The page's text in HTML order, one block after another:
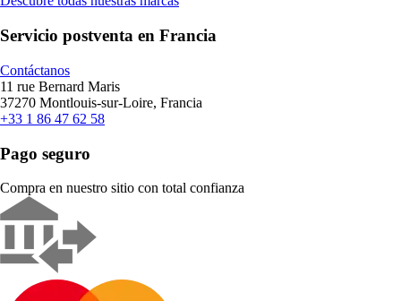
Servicio postventa en Francia
Contáctanos
11 rue Bernard Maris
37270 Montlouis-sur-Loire, Francia
+33 1 86 47 62 58
Pago seguro
Compra en nuestro sitio con total confianza